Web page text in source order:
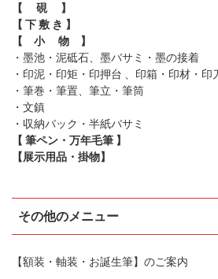
【 硯 】
【 下 敷 き 】
【 小 物 】
・墨池・泥砥石、墨バサミ・墨の接着
・印泥・印矩・印押台 、印箱・印材・印
・筆巻・筆置、筆立・筆筒
・文鎮
・収納バック・半紙バサミ
【 筆ペン・万年毛筆 】
【展示用品・掛物】
その他のメニュー
【額装・軸装・お誕生筆】のご案内